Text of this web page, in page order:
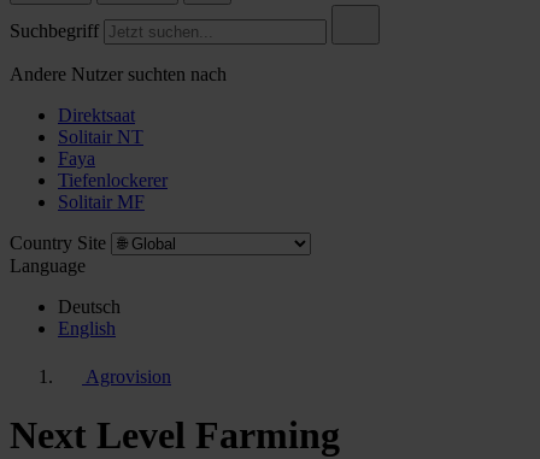
Suchbegriff
Andere Nutzer suchten nach
Direktsaat
Solitair NT
Faya
Tiefenlockerer
Solitair MF
Country Site
Language
Deutsch
English
Agrovision
Next Level Farming